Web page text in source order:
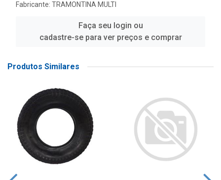
Fabricante: TRAMONTINA MULTI
Faça seu login ou
cadastre-se para ver preços e comprar
Produtos Similares